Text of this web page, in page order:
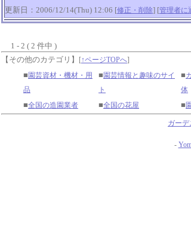
更新日：2006/12/14(Thu) 12:06 [修正・削除] [管理者に
1 - 2 ( 2 件中 )
【その他のカテゴリ】
[↑ページTOPへ]
■ 園芸資材・機材・用
品
■ 園芸情報と趣味のサイ
ト
■
体
■全国の造園業者 ■全国の花屋 ■
ガーデ
-